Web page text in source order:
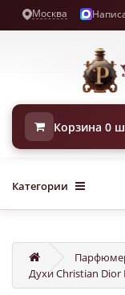
Москва
Корзина 0
Категории
Духи Christian Dior